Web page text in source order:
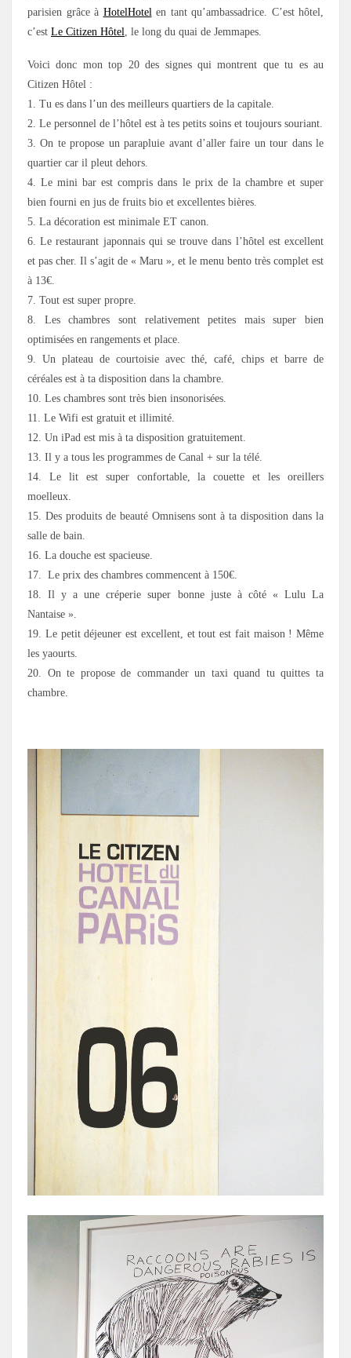
parisien grâce à HotelHotelen tant qu’ambassadrice. C’est hôtel,
c’est Le Citizen Hôtel, le long du quai de Jemmapes.
Voici donc mon top 20 des signes qui montrent que tu es au
Citizen Hôtel :
1. Tu es dans l’un des meilleurs quartiers de la capitale.
2. Le personnel de l’hôtel est à tes petits soins et toujours souriant.
3. On te propose un parapluie avant d’aller faire un tour dans le
quartier car il pleut dehors.
4. Le mini bar est compris dans le prix de la chambre et super
bien fourni en jus de fruits bio et excellentes bières.
5. La décoration est minimale ET canon.
6. Le restaurant japonnais qui se trouve dans l’hôtel est excellent
et pas cher. Il s’agit de « Maru », et le menu bento très complet est
à 13€.
7. Tout est super propre.
8. Les chambres sont relativement petites mais super bien
optimisées en rangements et place.
9. Un plateau de courtoisie avec thé, café, chips et barre de
céréales est à ta disposition dans la chambre.
10. Les chambres sont très bien insonorisées.
11. Le Wifi est gratuit et illimité.
12. Un iPad est mis à ta disposition gratuitement.
13. Il y a tous les programmes de Canal + sur la télé.
14. Le lit est super confortable, la couette et les oreillers
moelleux.
15. Des produits de beauté Omnisens sont à ta disposition dans la
salle de bain.
16. La douche est spacieuse.
17. Le prix des chambres commencent à 150€.
18. Il y a une créperie super bonne juste à côté « Lulu La
Nantaise ».
19. Le petit déjeuner est excellent, et tout est fait maison ! Même
les yaourts.
20. On te propose de commander un taxi quand tu quittes ta
chambre.